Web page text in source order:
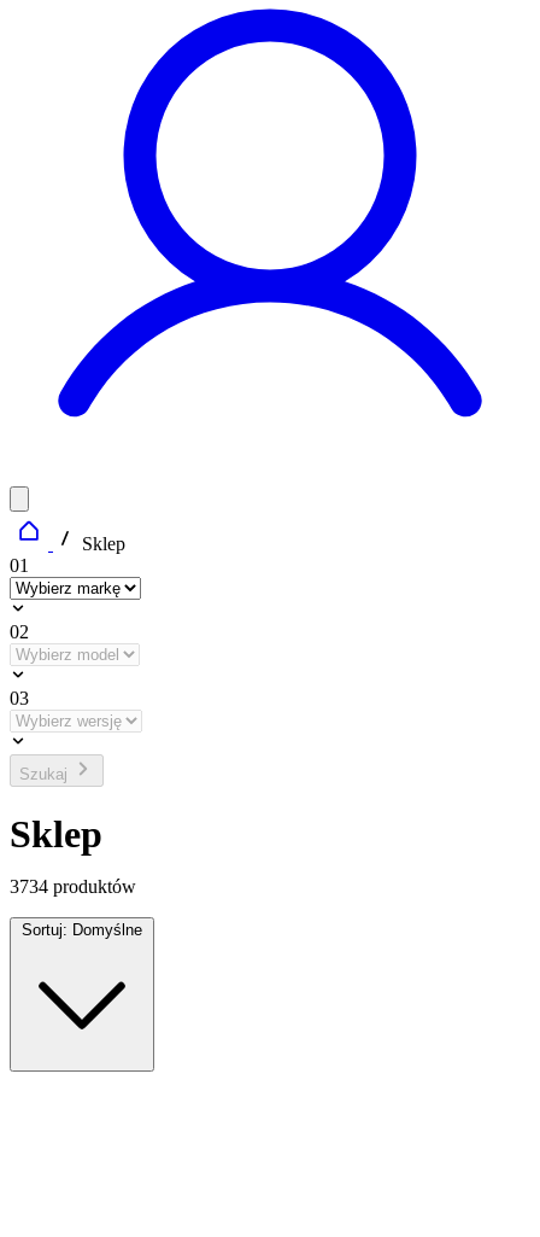
Sklep
01
02
03
Szukaj
Sklep
3734 produktów
Sortuj: Domyślne